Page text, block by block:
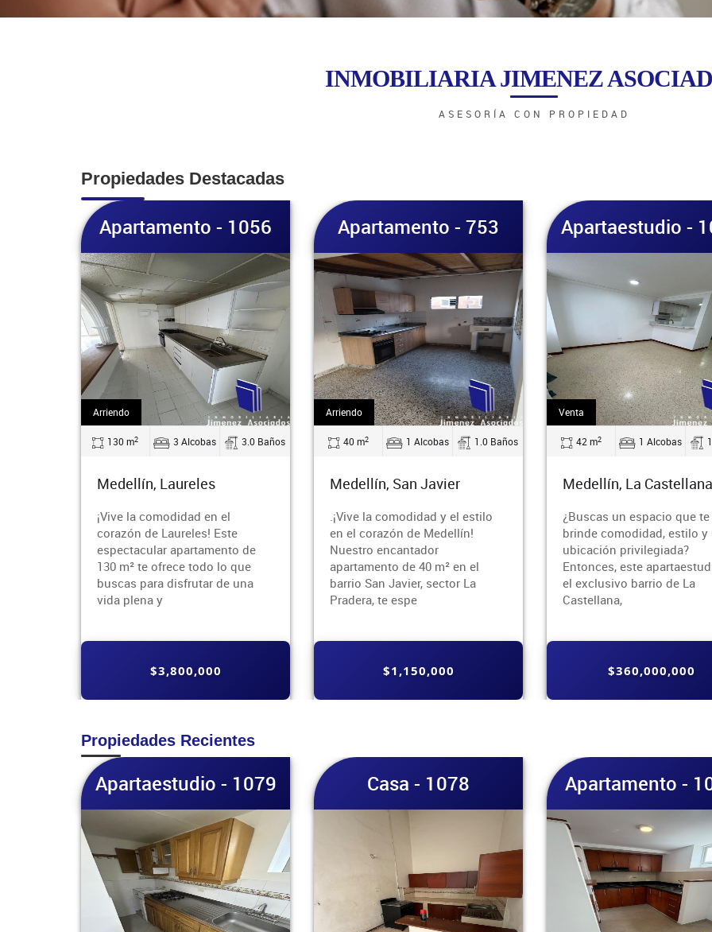
INMOBILIARIA JIMENEZ
ASESORÍA CON PROPIEDAD
Propiedades Destacadas
Apartamento - 753
Arriendo
40 m2 1 Alcobas 1.0 Baños
Medellín, San Javier
.¡Vive la comodidad y el estilo
en el corazón de Medellín!
Nuestro encantador
apartamento de 40 m² en el
barrio San Javier, sector La
Pradera, te espe
$1,150,000
Apartaestudio - 1047
Venta
42 m2 1 Alcobas 1.0 Baños
Medellín, La Castellana
¿Buscas un espacio que te
brinde comodidad, estilo y una
ubicación privilegiada?
Entonces, este apartaestudio en
el exclusivo barrio de La
Castellana,
$360,000,000
Apartamento -
Arriendo
110 m2 3 Alcobas
Medellín, Laureles
¡Vive la comodidad y el
el corazón de Laureles!
espectacular apartamento
110 m² dúplex, te ofrece
que buscas en un hogar f
$3,400,000
Propiedades Recientes
Casa - 1078 Apartamento - 1077 Apartamento -